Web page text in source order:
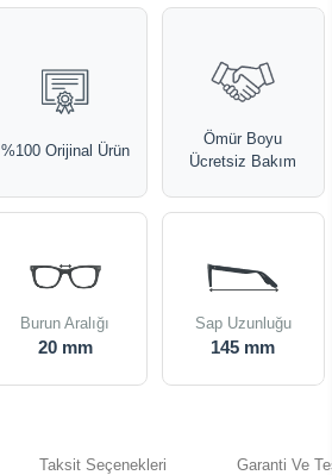
%100 Orijinal Ürün
Ömür Boyu
Ücretsiz Bakım
Burun Aralığı
20 mm
Sap Uzunluğu
145 mm
Taksit Seçenekleri Garanti Ve